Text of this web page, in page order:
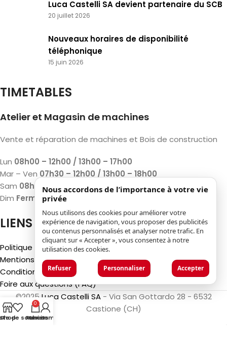
Luca Castelli SA devient partenaire du SCB
20 juillet 2026
Nouveaux horaires de disponibilité
téléphonique
15 juin 2026
TIMETABLES
Atelier et Magasin de machines
Vente et réparation de machines et Bois de construction
Lun 08h00 – 12h00 / 13h00 – 17h00
Mar – Ven 07h30 – 12h00 / 13h00 – 18h00
Sam 08h00 – 12h00 / 13h00 – 17h00
Dim Fermé
LIENS
Politique de confidentialité
Mentions légales
Conditions générales d'utilisation
Foire aux questions (FAQ)
©2025 Luca Castelli SA- Via San Gottardo 28 - 6532
Castione (CH)
Shopde souhaits
0
Panier
Mon compte
Nous accordons de l’importance à votre vie
privée
Nous utilisons des cookies pour améliorer votre
expérience de navigation, vous proposer des publicités
ou contenus personnalisés et analyser notre trafic. En
cliquant sur « Accepter », vous consentez à notre
utilisation des cookies.
Refuser Personnaliser Accepter